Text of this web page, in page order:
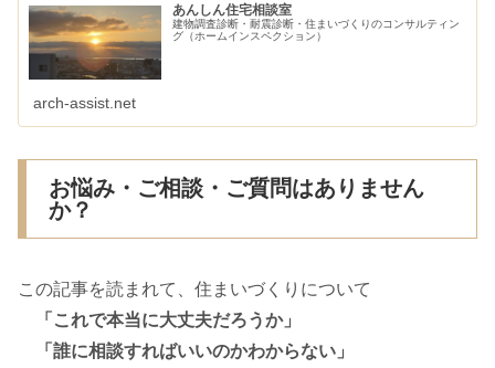
あんしん住宅相談室
建物調査診断・耐震診断・住まいづくりのコンサルティン
グ（ホームインスペクション）
arch-assist.net
お悩み・ご相談・ご質問はありません
か？
この記事を読まれて、住まいづくりについて
「これで本当に大丈夫だろうか」
「誰に相談すればいいのかわからない」